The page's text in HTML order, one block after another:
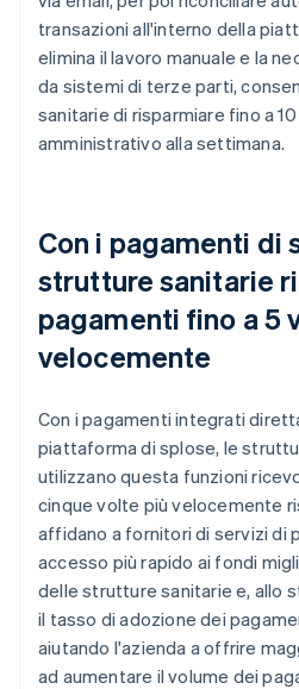
transazioni all'interno della
elimina il lavoro manuale e la
da sistemi di terze parti,
sanitarie di risparmiare fino a
amministrativo alla settimana.
Con i pagamenti di
strutture sanitarie
pagamenti fino a 5
velocemente
Con i pagamenti integrati
piattaforma di splose, le
utilizzano questa funzioni
cinque volte più velocemente
affidano a fornitori di servizi di
accesso più rapido ai fondi
delle strutture sanitarie e, allo
il tasso di adozione dei
aiutando l'azienda a offrire
ad aumentare il volume dei